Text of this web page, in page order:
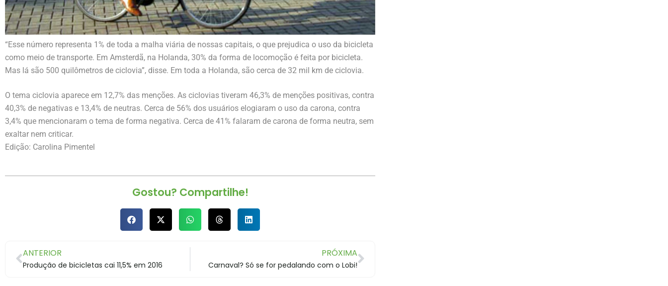
“Esse número representa 1% de toda a malha viária de nossas capitais, o que prejudica o uso da bicicleta
como meio de transporte. Em Amsterdã, na Holanda, 30% da forma de locomoção é feita por bicicleta.
Mas lá são 500 quilômetros de ciclovia”, disse. Em toda a Holanda, são cerca de 32 mil km de ciclovia.
O tema ciclovia aparece em 12,7% das menções. As ciclovias tiveram 46,3% de menções positivas, contra
40,3% de negativas e 13,4% de neutras. Cerca de 56% dos usuários elogiaram o uso da carona, contra
3,4% que mencionaram o tema de forma negativa. Cerca de 41% falaram de carona de forma neutra, sem
exaltar nem criticar.
Edição: Carolina Pimentel
Gostou? Compartilhe!
ANTERIOR
Produção de bicicletas cai 11,5% em 2016
PRÓXIMA
Carnaval? Só se for pedalando com o Lobi!